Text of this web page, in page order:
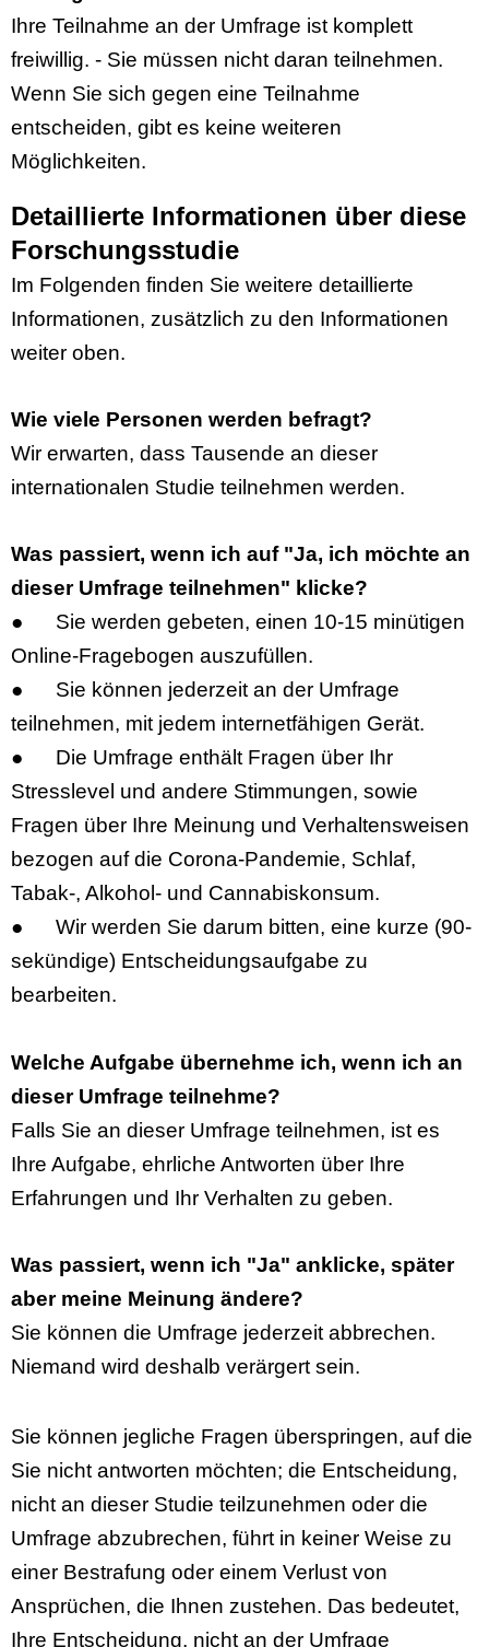
Ihre Teilnahme an der Umfrage ist komplett
freiwillig. - Sie müssen nicht daran teilnehmen.
Wenn Sie sich gegen eine Teilnahme
entscheiden, gibt es keine weiteren
Möglichkeiten.
Detaillierte Informationen über diese
Forschungsstudie
Im Folgenden finden Sie weitere detaillierte
Informationen, zusätzlich zu den Informationen
weiter oben.
Wie viele Personen werden befragt?
Wir erwarten, dass Tausende an dieser
internationalen Studie teilnehmen werden.
Was passiert, wenn ich auf "Ja, ich möchte an
dieser Umfrage teilnehmen" klicke?
●
Sie werden gebeten, einen 10-15 minütigen
Online-Fragebogen auszufüllen.
●
Sie können jederzeit an der Umfrage
teilnehmen, mit jedem internetfähigen Gerät.
● Die Umfrage enthält Fragen über Ihr
Stresslevel und andere Stimmungen, sowie
Fragen über Ihre Meinung und Verhaltensweisen
bezogen auf die Corona-Pandemie, Schlaf,
Tabak-, Alkohol- und Cannabiskonsum.
●
Wir werden Sie darum bitten, eine kurze (90-
sekündige) Entscheidungsaufgabe zu
bearbeiten.
Welche Aufgabe übernehme ich, wenn ich an
dieser Umfrage teilnehme?
Falls Sie an dieser Umfrage teilnehmen, ist es
Ihre Aufgabe, ehrliche Antworten über Ihre
Erfahrungen und Ihr Verhalten zu geben.
Was passiert, wenn ich "Ja" anklicke, später
aber meine Meinung ändere?
Sie können die Umfrage jederzeit abbrechen.
Niemand wird deshalb verärgert sein.
Sie können jegliche Fragen überspringen, auf die
Sie nicht antworten möchten; die Entscheidung,
nicht an dieser Studie teilzunehmen oder die
Umfrage abzubrechen, führt in keiner Weise zu
einer Bestrafung oder einem Verlust von
Ansprüchen, die Ihnen zustehen. Das bedeutet,
Ihre Entscheidung, nicht an der Umfrage